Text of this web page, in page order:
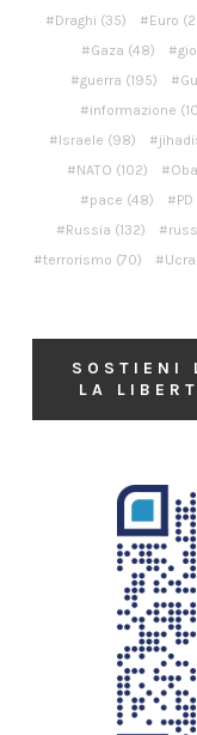
Draghi (35) Euro
Gaza (48)
guerra (195)
informazione
Israele (98)
NATO (102)
pace (48) PD
Russia (132)
terrorismo (70)
SOSTIENI
LA